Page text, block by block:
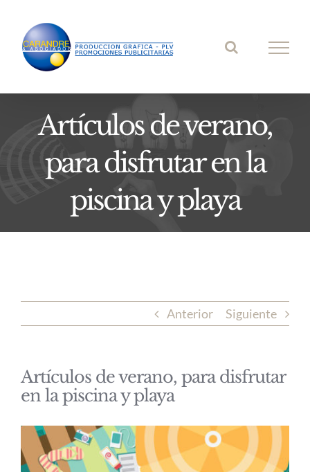
contenido
Artículos de verano,
para disfrutar en la
piscina y playa
Anterior Siguiente
Artículos de verano, para disfrutar
en la piscina y playa
Ver
imagen